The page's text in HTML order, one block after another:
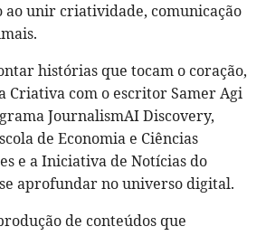
unir criatividade, comunicação
histórias que tocam o coração,
Criativa com o escritor Samer Agi
JournalismAI Discovery,
de Economia e Ciências
e a Iniciativa de Notícias do
aprofundar no universo digital.
de conteúdos que